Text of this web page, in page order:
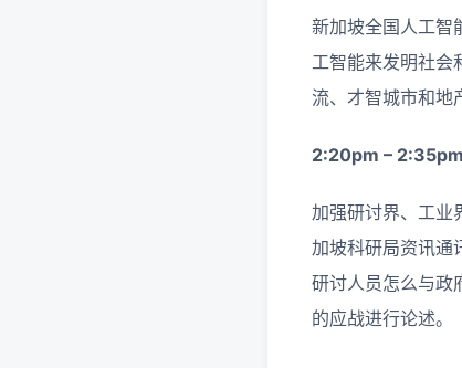
新加坡全国人工智
工智能来发明社会
流、才智城市和地
2:20pm – 2:35pm
加强研讨界、工业
加坡科研局资讯通
研讨人员怎么与政
的应战进行论述。